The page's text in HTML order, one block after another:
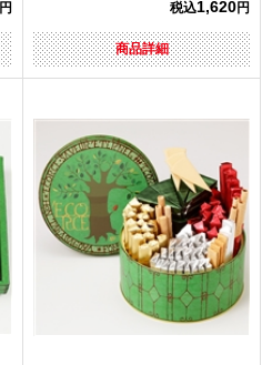
円 税込1,620円
商品詳細